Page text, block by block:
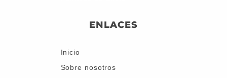
ENLACES
Inicio
Sobre nosotros